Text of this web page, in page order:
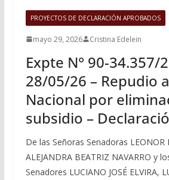
PROYECTOS DE DECLARACIÓN APROBADOS
mayo 29, 2026 Cristina Edelein
Expte N° 90-34.357/
28/05/26 – Repudio
Nacional por
subsidio –
De las Señoras Senadoras LEONOR
ALEJANDRA BEATRIZ NAVARRO y
Senadores LUCIANO JOSÉ ELVIRA,